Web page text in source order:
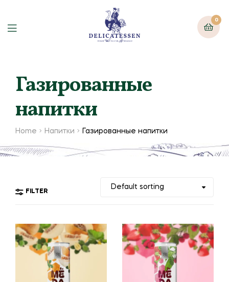
0
Газированные
напитки
Home Напитки Газированные напитки
FILTER